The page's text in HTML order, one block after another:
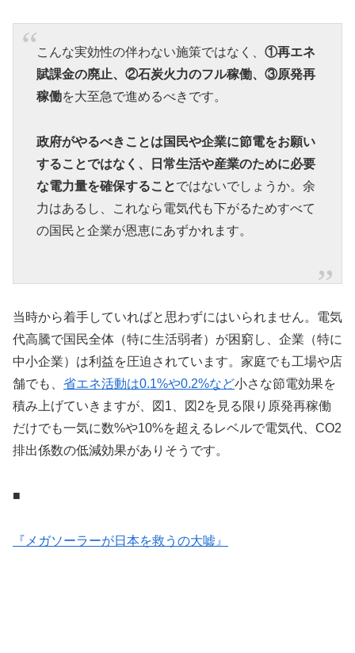
こんな実効性の伴わない施策ではなく、 ①再エネ
賦課金の廃止、②石炭火力のフル稼働、③原発再
稼働を大至急で進めるべきです。
政府がやるべきことは国民や企業に節電をお願い
することではなく、日常生活や産業のために必要
な電力量を確保することではないでしょうか。余
力はあるし、これなら電気代も下がるためすべて
の国民と企業が恩恵にあずかれます。
当時から着手していればと思わずにはいられません。電気
代高騰で国民全体（特に生活弱者）が困窮し、企業（特に
中小企業）は利益を圧迫されています。家庭でも工場や店
舗でも、 省エネ活動は0.1%や0.2%など小さな節電効果を
積み上げていきますが、図1、図2を見る限り原発再稼働
だけでも一気に数%や10%を超えるレベルで電気代、CO2
排出係数の低減効果がありそうです。
■
『メガソーラーが日本を救うの大嘘』